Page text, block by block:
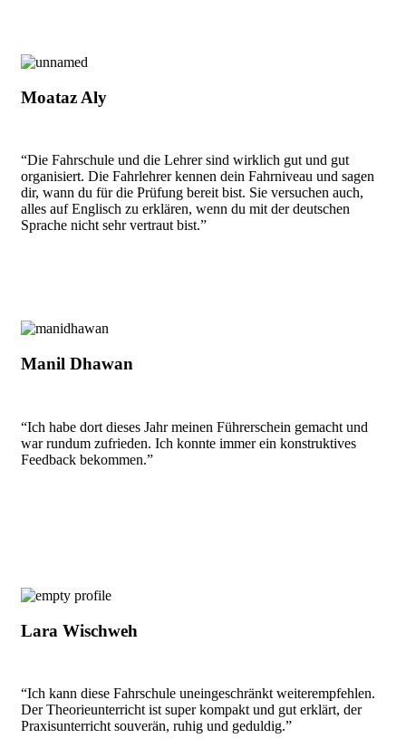
Moataz Aly
“Die Fahrschule und die Lehrer sind wirklich gut und gut
organisiert. Die Fahrlehrer kennen dein Fahrniveau und sagen
dir, wann du für die Prüfung bereit bist. Sie versuchen auch,
alles auf Englisch zu erklären, wenn du mit der deutschen
Sprache nicht sehr vertraut bist.”
Manil Dhawan
“Ich habe dort dieses Jahr meinen Führerschein gemacht und
war rundum zufrieden. Ich konnte immer ein konstruktives
Feedback bekommen.”
Lara Wischweh
“Ich kann diese Fahrschule uneingeschränkt weiterempfehlen.
Der Theorieunterricht ist super kompakt und gut erklärt, der
Praxisunterricht souverän, ruhig und geduldig.”